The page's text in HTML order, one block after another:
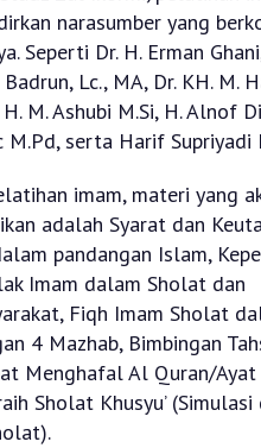
narasumber yang
Seperti Dr. H. Erman
Lc., MA, Dr. KH. M.
H. M. Ashubi M.Si, H. Alnof
serta Harif Supriyadi
imam, materi yang
adalah Syarat dan
pandangan Islam,
Imam dalam Sholat dan
Fiqh Imam Sholat
4 Mazhab, Bimbingan
Menghafal Al Quran/
Sholat Khusyu’